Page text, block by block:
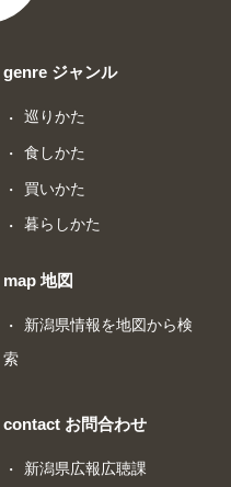
genre ジャンル
巡りかた
食しかた
買いかた
暮らしかた
map 地図
新潟県情報を地図から検
索
contact お問合わせ
新潟県広報広聴課